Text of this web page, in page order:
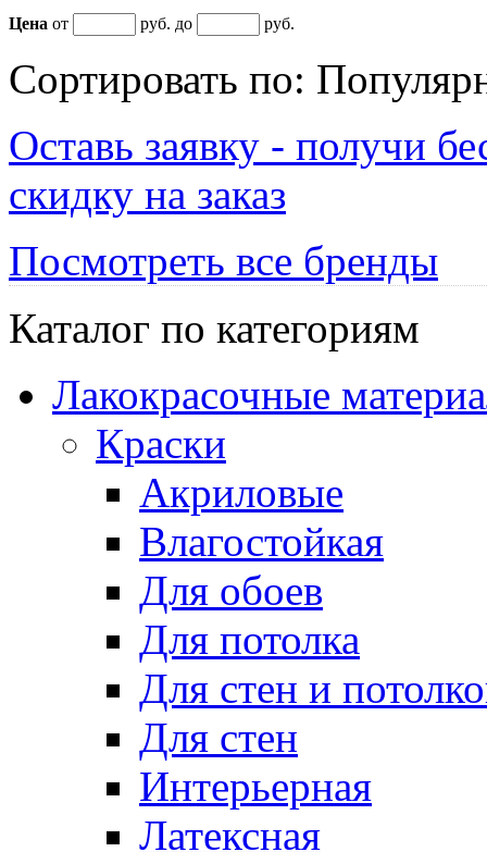
Цена от руб. до руб.
Сортировать по:
Оставь заявку - получи
скидку на заказ
Посмотреть все бренды
Каталог по категориям
Лакокрасочные
Краски
Акриловые
Влагостойкая
Для обоев
Для потолка
Для стен и
Для стен
Интерьерная
Латексная